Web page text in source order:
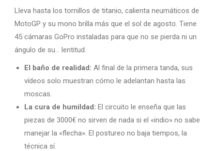
Lleva hasta los tornillos de titanio, calienta neumáticos de
MotoGP y su mono brilla más que el sol de agosto. Tiene
45 cámaras GoPro instaladas para que no se pierda ni un
ángulo de su… lentitud.
El baño de realidad: Al final de la primera tanda, sus
vídeos solo muestran cómo le adelantan hasta las
moscas.
La cura de humildad: El circuito le enseña que las
piezas de 3000€ no sirven de nada si el «indio» no sabe
manejar la «flecha». El postureo no baja tiempos, la
técnica sí.